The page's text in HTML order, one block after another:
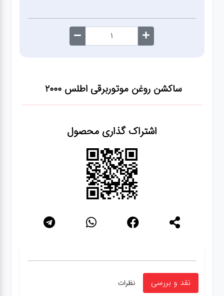
کارواش
فنی
ساکشن روغن موتوربرقی اطلس 2000
اشتراک گذاری محصول
نقد و بررسی نظرات